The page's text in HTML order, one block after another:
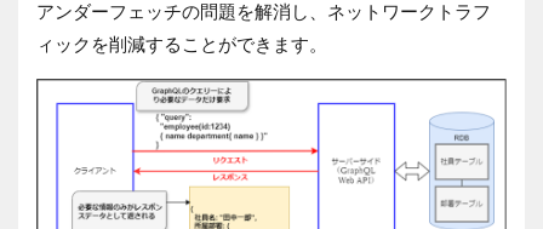
アンダーフェッチの問題を解消し、ネットワークトラフ
ィックを削減することができます。